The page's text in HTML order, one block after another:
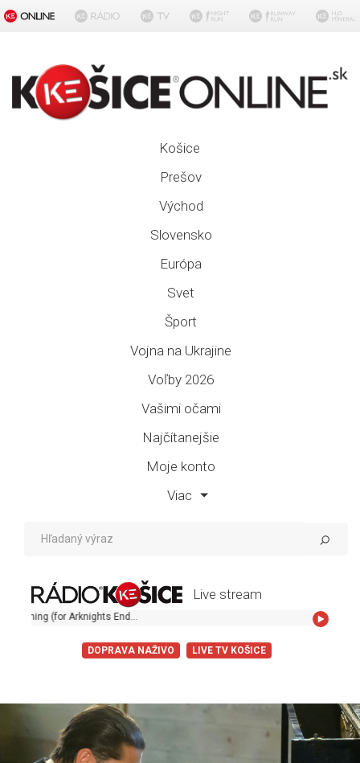
Košice
Prešov
Východ
Slovensko
Európa
Svet
Šport
Vojna na Ukrajine
Voľby 2026
Vašimi očami
Najčítanejšie
Moje konto
Viac
Live stream
OneRepublic - Give Me Something (for Arknights Endfield)
DOPRAVA NAŽIVO LIVE TV KOŠICE